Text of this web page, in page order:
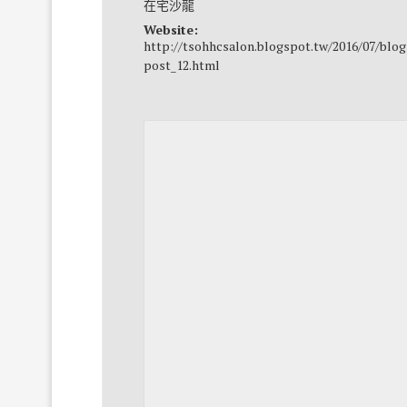
在宅沙龍
Website:
http://tsohhcsalon.blogspot.tw/2016/07/
post_12.html